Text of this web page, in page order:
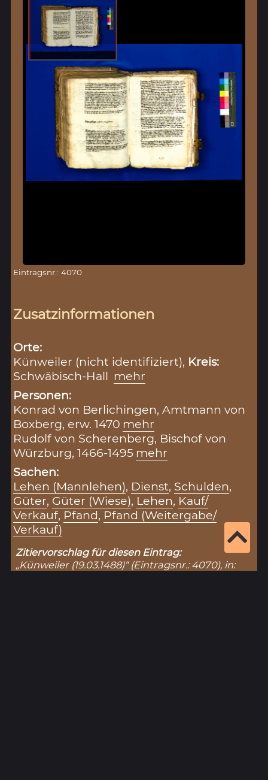
Eintragsnr.: 4070
Zusatzinformationen
Orte:
Künweiler (nicht identifiziert), Kreis:
Schwäbisch-Hall mehr
Personen:
Konrad von Berlichingen, Amtmann von
Boxberg, erw. 1470 mehr
Rudolf von Scherenberg, Bischof von
Würzburg, 1466-1495 mehr
Sachen:
Lehen (Mannlehen), Dienst, Schulden,
Güter, Güter (Wiese), Lehen, Kauf/
Verkauf, Pfand, Pfand (Weitergabe/
Verkauf)
Zitiervorschlag für diesen Eintrag:
„Künweiler (19.03.1488)“ (Eintragsnr.: 4070), in: